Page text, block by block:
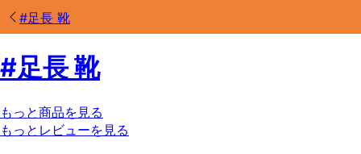
#足長 靴
#足長 靴
もっと商品を見る
もっとレビューを見る